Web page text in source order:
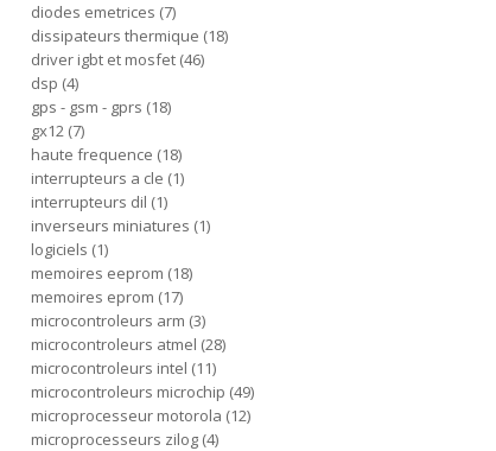
diodes emetrices 7
dissipateurs thermique 18
driver igbt et mosfet 46
dsp 4
gps - gsm - gprs 18
gx12 7
haute frequence 18
interrupteurs a cle 1
interrupteurs dil 1
inverseurs miniatures 1
logiciels 1
memoires eeprom 18
memoires eprom 17
microcontroleurs arm 3
microcontroleurs atmel 28
microcontroleurs intel 11
microcontroleurs microchip 49
microprocesseur motorola 12
microprocesseurs zilog 4